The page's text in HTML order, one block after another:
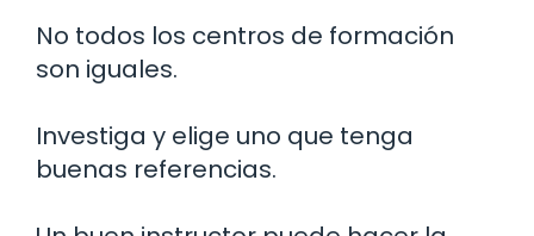
No todos los centros de formación
son iguales.
Investiga y elige uno que tenga
buenas referencias.